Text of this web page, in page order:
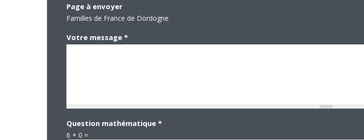
Page à envoyer
Familles de France de Dordogne
Votre message *
Question mathématique *
6 + 0 =